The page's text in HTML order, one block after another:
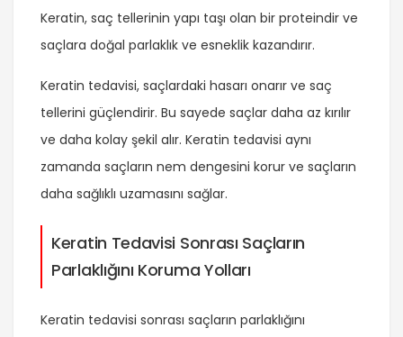
Keratin, saç tellerinin yapı taşı olan bir proteindir ve
saçlara doğal parlaklık ve esneklik kazandırır.
Keratin tedavisi, saçlardaki hasarı onarır ve saç
tellerini güçlendirir. Bu sayede saçlar daha az kırılır
ve daha kolay şekil alır. Keratin tedavisi aynı
zamanda saçların nem dengesini korur ve saçların
daha sağlıklı uzamasını sağlar.
Keratin Tedavisi Sonrası Saçların
Parlaklığını Koruma Yolları
Keratin tedavisi sonrası saçların parlaklığını